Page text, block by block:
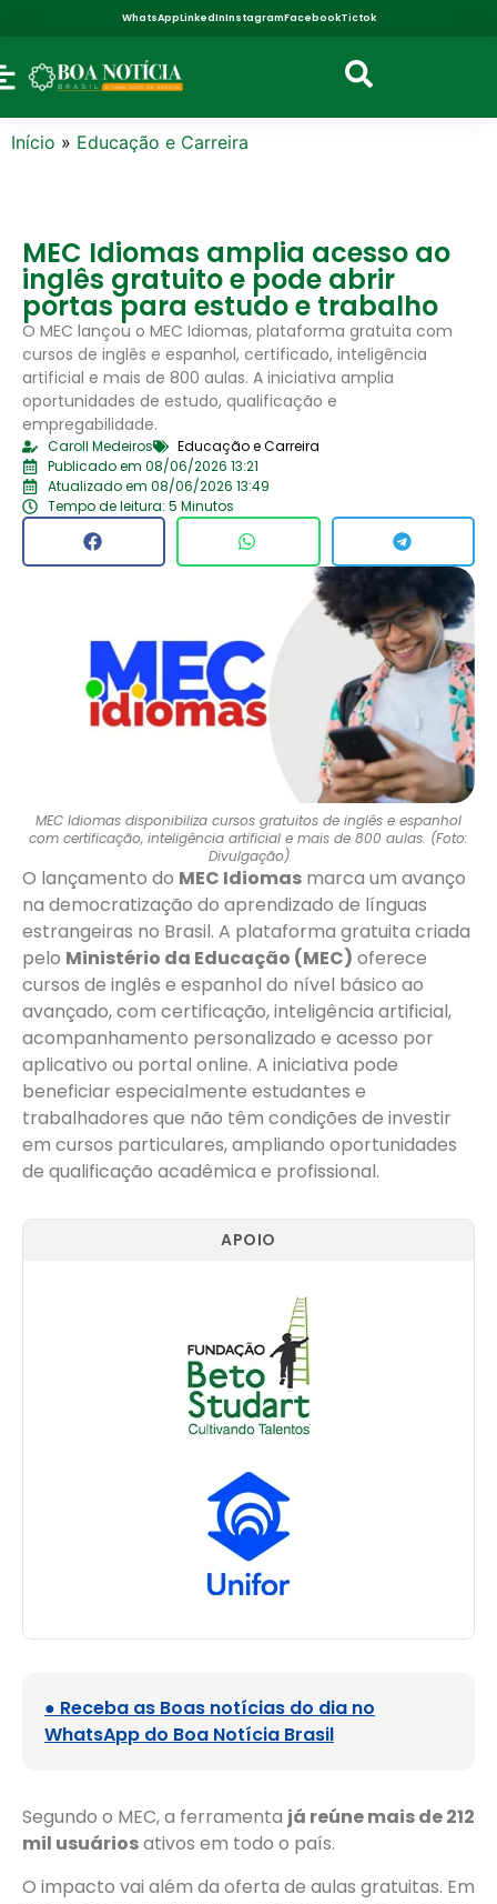
WhatsAppLinkedInInstagramFacebookTictok
Início » Educação e Carreira
MEC Idiomas amplia acesso ao
inglês gratuito e pode abrir
portas para estudo e trabalho
O MEC lançou o MEC Idiomas, plataforma gratuita com
cursos de inglês e espanhol, certificado, inteligência
artificial e mais de 800 aulas. A iniciativa amplia
oportunidades de estudo, qualificação e
empregabilidade.
Caroll Medeiros
Educação e Carreira
Publicado em 08/06/2026 13:21
Atualizado em 08/06/2026 13:49
Tempo de leitura: 5 Minutos
MEC Idiomas disponibiliza cursos gratuitos de inglês e espanhol
com certificação, inteligência artificial e mais de 800 aulas. (Foto:
Divulgação)
O lançamento do MEC Idiomas marca um avanço
na democratização do aprendizado de línguas
estrangeiras no Brasil. A plataforma gratuita criada
pelo Ministério da Educação (MEC) oferece
cursos de inglês e espanhol do nível básico ao
avançado, com certificação, inteligência artificial,
acompanhamento personalizado e acesso por
aplicativo ou portal online. A iniciativa pode
beneficiar especialmente estudantes e
trabalhadores que não têm condições de investir
em cursos particulares, ampliando oportunidades
de qualificação acadêmica e profissional.
APOIO
● Receba as Boas notícias do dia no
WhatsApp do Boa Notícia Brasil
Segundo o MEC, a ferramenta já reúne mais de 212
mil usuáriosativos em todo o país.
O impacto vai além da oferta de aulas gratuitas. Em